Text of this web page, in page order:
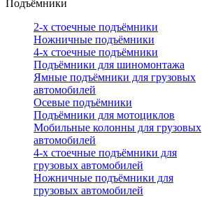
Подъёмники
2-х стоечные подъёмники
Ножничные подъёмники
4-х стоечные подъёмники
Подъёмники для шиномонтажа
Ямные подъёмники для грузовых
автомобилей
Осевые подъёмники
Подъёмники для мотоциклов
Мобильные колонны для грузовых
автомобилей
4-х стоечные подъёмники для
грузовых автомобилей
Ножничные подъёмники для
грузовых автомобилей